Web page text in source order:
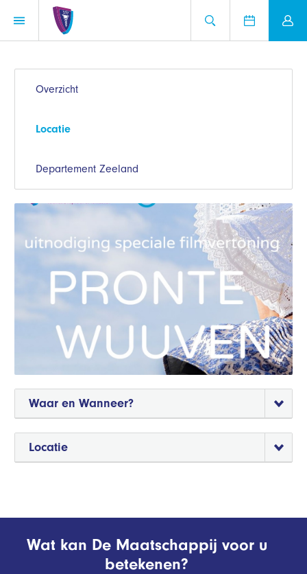
Overzicht
Locatie
Departement Zeeland
Waar en Wanneer?
Locatie
Wat kan De Maatschappij voor u
betekenen?